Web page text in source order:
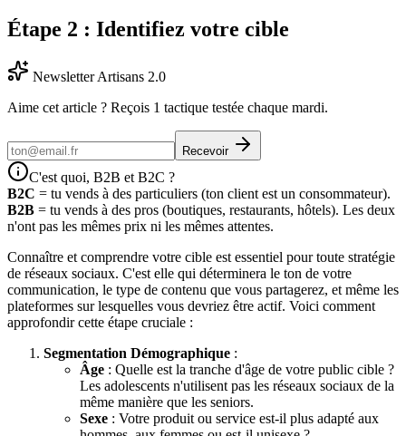
Étape 2 : Identifiez votre cible
Newsletter Artisans 2.0
Aime cet article ? Reçois 1 tactique testée chaque mardi.
Recevoir
C'est quoi, B2B et B2C ?
B2C = tu vends à des particuliers (ton client est un consommateur).
B2B = tu vends à des pros (boutiques, restaurants, hôtels). Les deux
n'ont pas les mêmes prix ni les mêmes attentes.
Connaître et comprendre votre cible est essentiel pour toute stratégie
de réseaux sociaux. C'est elle qui déterminera le ton de votre
communication, le type de contenu que vous partagerez, et même les
plateformes sur lesquelles vous devriez être actif. Voici comment
approfondir cette étape cruciale :
Segmentation Démographique :
Âge : Quelle est la tranche d'âge de votre public cible ?
Les adolescents n'utilisent pas les réseaux sociaux de la
même manière que les seniors.
Sexe : Votre produit ou service est-il plus adapté aux